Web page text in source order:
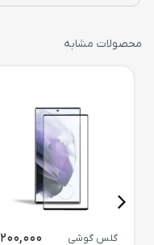
محصولات مشابه
گلس گوشی
200,000